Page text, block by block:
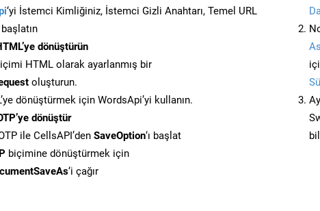
‘yi İstemci Kimliğiniz, İstemci Gizli Anahtarı, Temel URL
dönüştürün
HTML olarak ayarlanmış bir
oluşturun.
dönüştürmek için WordsApi’yi kullanın.
dönüştür
ile CellsAPI’den SaveOption‘ı başlat
biçimine dönüştürmek için
‘i çağır